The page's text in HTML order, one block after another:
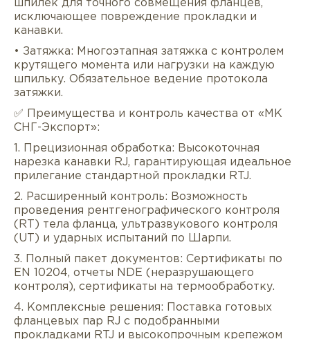
шпилек для точного совмещения фланцев,
исключающее повреждение прокладки и
канавки.
• Затяжка: Многоэтапная затяжка с контролем
крутящего момента или нагрузки на каждую
шпильку. Обязательное ведение протокола
затяжки.
✅ Преимущества и контроль качества от «МК
СНГ-Экспорт»:
1. Прецизионная обработка: Высокоточная
нарезка канавки RJ, гарантирующая идеальное
прилегание стандартной прокладки RTJ.
2. Расширенный контроль: Возможность
проведения рентгенографического контроля
(RT) тела фланца, ультразвукового контроля
(UT) и ударных испытаний по Шарпи.
3. Полный пакет документов: Сертификаты по
EN 10204, отчеты NDE (неразрушающего
контроля), сертификаты на термообработку.
4. Комплексные решения: Поставка готовых
фланцевых пар RJ с подобранными
прокладками RTJ и высокопрочным крепежом